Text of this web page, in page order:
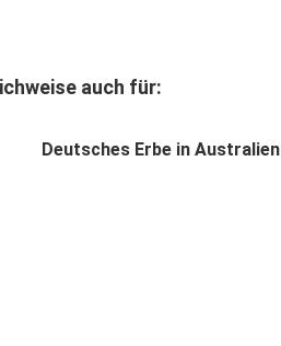
auch für:
Deutsches Erbe in Australien